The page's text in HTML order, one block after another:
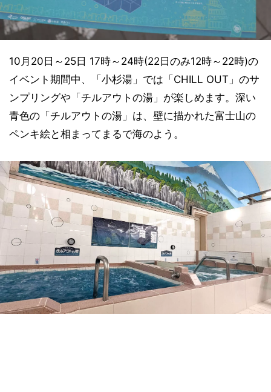
10月20日～25日 17時～24時(22日のみ12時～22時)の
イベント期間中、「小杉湯」では「CHILL OUT」のサ
ンプリングや「チルアウトの湯」が楽しめます。深い
青色の「チルアウトの湯」は、壁に描かれた富士山の
ペンキ絵と相まってまるで海のよう。